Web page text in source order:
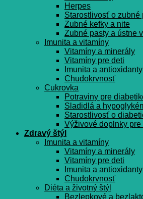
Herpes
Starostlivosť o zubné
Zubné kefky a nite
Zubné pasty a ústne
Imunita a vitamíny
Vitamíny a minerály
Vitamíny pre deti
Imunita a antioxidanty
Chudokrvnosť
Cukrovka
Potraviny pre
Sladidlá a
Starostlivosť o
Výživové doplnky
Zdravý štýl
Imunita a vitamíny
Vitamíny a minerály
Vitamíny pre deti
Imunita a antioxidanty
Chudokrvnosť
Diéta a životný štýl
Bezlepkové a